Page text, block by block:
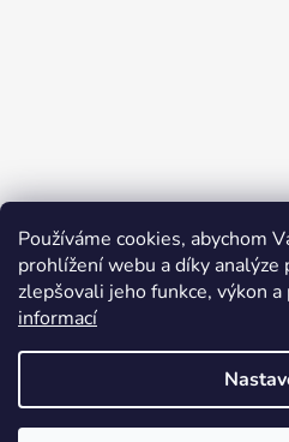
Používáme cookies, abychom
prohlížení webu a díky
zlepšovali jeho funkce, výkon
informací